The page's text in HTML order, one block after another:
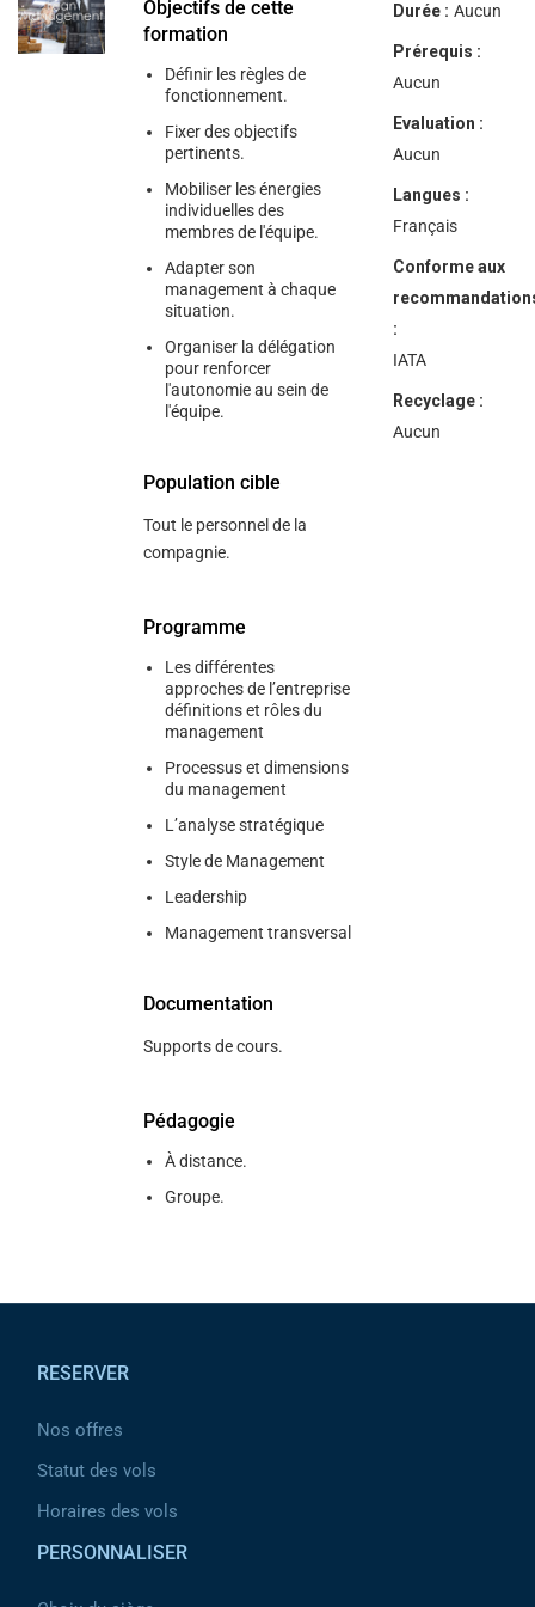
Objectifs de cette
formation
Définir les règles de
fonctionnement.
Fixer des objectifs
pertinents.
Mobiliser les énergies
individuelles des
membres de l'équipe.
Adapter son
management à chaque
situation.
Organiser la délégation
pour renforcer
l'autonomie au sein de
l'équipe.
Population cible
Tout le personnel de la
compagnie.
Programme
Les différentes
approches de l’entreprise
définitions et rôles du
management
Processus et dimensions
du management
L’analyse stratégique
Style de Management
Leadership
Management transversal
Documentation
Supports de cours.
Pédagogie
À distance.
Groupe.
Durée : Aucun
Prérequis :
Aucun
Evaluation :
Aucun
Langues :
Français
Conforme aux
:
IATA
Recyclage :
Aucun
RESERVER
Nos offres
Statut des vols
Horaires des vols
PERSONNALISER